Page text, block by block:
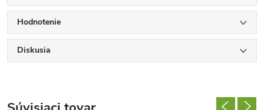
Hodnotenie
Diskusia